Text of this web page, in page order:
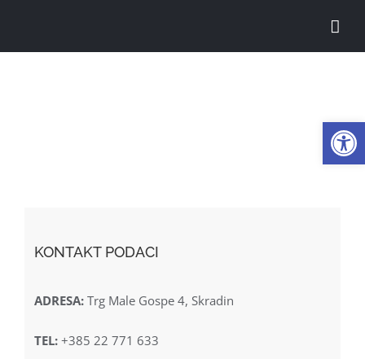
KONTAKT PODACI
ADRESA:Trg Male Gospe 4, Skradin
TEL:+385 22 771 633